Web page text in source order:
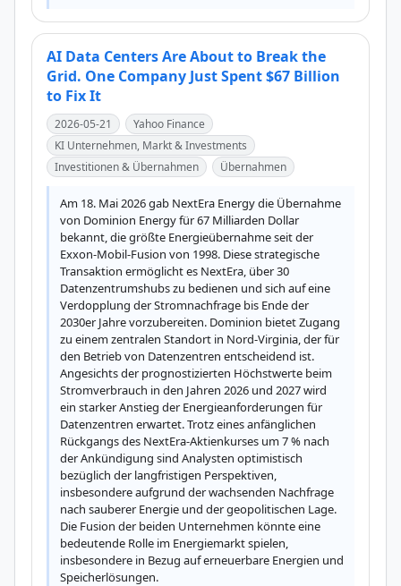
AI Data Centers Are About to Break the
Grid. One Company Just Spent $67 Billion
to Fix It
2026-05-21
Yahoo Finance
KI Unternehmen, Markt & Investments
Investitionen & Übernahmen
Übernahmen
Am 18. Mai 2026 gab NextEra Energy die Übernahme
von Dominion Energy für 67 Milliarden Dollar
bekannt, die größte Energieübernahme seit der
Exxon-Mobil-Fusion von 1998. Diese strategische
Transaktion ermöglicht es NextEra, über 30
Datenzentrumshubs zu bedienen und sich auf eine
Verdopplung der Stromnachfrage bis Ende der
2030er Jahre vorzubereiten. Dominion bietet Zugang
zu einem zentralen Standort in Nord-Virginia, der für
den Betrieb von Datenzentren entscheidend ist.
Angesichts der prognostizierten Höchstwerte beim
Stromverbrauch in den Jahren 2026 und 2027 wird
ein starker Anstieg der Energieanforderungen für
Datenzentren erwartet. Trotz eines anfänglichen
Rückgangs des NextEra-Aktienkurses um 7 % nach
der Ankündigung sind Analysten optimistisch
bezüglich der langfristigen Perspektiven,
insbesondere aufgrund der wachsenden Nachfrage
nach sauberer Energie und der geopolitischen Lage.
Die Fusion der beiden Unternehmen könnte eine
bedeutende Rolle im Energiemarkt spielen,
insbesondere in Bezug auf erneuerbare Energien und
Speicherlösungen.